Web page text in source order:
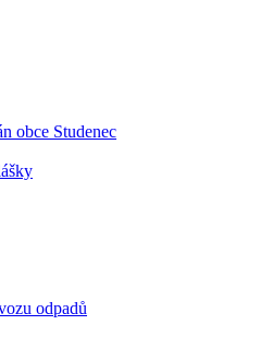
obce Studenec
odpadů